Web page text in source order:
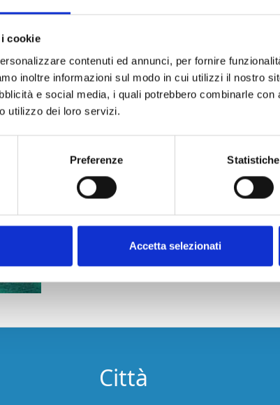
cookie
contenuti ed annunci, per fornire
inoltre informazioni sul modo in cui utilizzi il nostro
e social media, i quali potrebbero combinarle
utilizzo dei loro servizi.
Preferenze Statistiche
Accetta selezionati
Città